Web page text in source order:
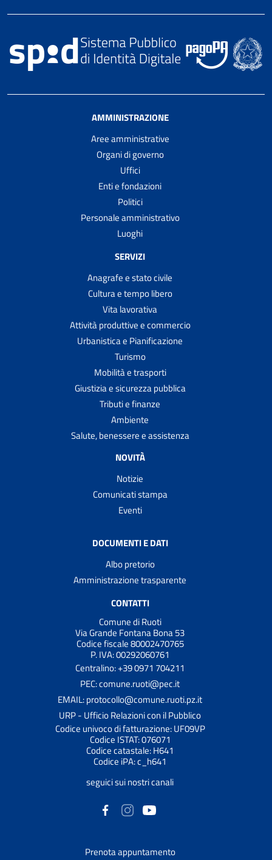
AMMINISTRAZIONE
Aree amministrative
Organi di governo
Uffici
Enti e fondazioni
Politici
Personale amministrativo
Luoghi
SERVIZI
Anagrafe e stato civile
Cultura e tempo libero
Vita lavorativa
Attività produttive e commercio
Urbanistica e Pianificazione
Turismo
Mobilità e trasporti
Giustizia e sicurezza pubblica
Tributi e finanze
Ambiente
Salute, benessere e assistenza
NOVITÀ
Notizie
Comunicati stampa
Eventi
DOCUMENTI E DATI
Albo pretorio
Amministrazione trasparente
CONTATTI
Comune di Ruoti
Via Grande Fontana Bona 53
Codice fiscale 80002470765
P. IVA: 00292060761
Centralino: +39 0971 704211
PEC: comune.ruoti@pec.it
EMAIL: protocollo@comune.ruoti.pz.it
URP - Ufficio Relazioni con il Pubblico
Codice univoco di fatturazione: UF09VP
Codice ISTAT: 076071
Codice catastale: H641
Codice iPA: c_h641
seguici sui nostri canali
Prenota appuntamento